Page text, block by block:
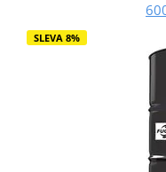
SLEVA 8%